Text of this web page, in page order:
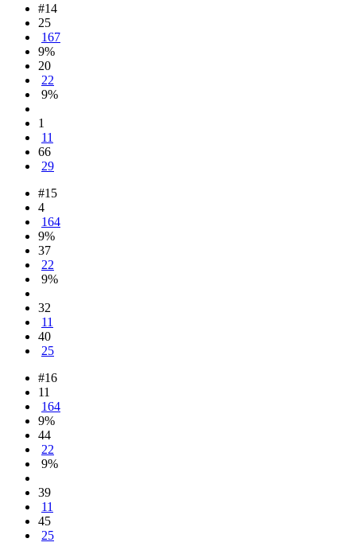
#14
25
167
9%
20
22
9%
1
11
66
29
#15
4
164
9%
37
22
9%
32
11
40
25
#16
11
164
9%
44
22
9%
39
11
45
25